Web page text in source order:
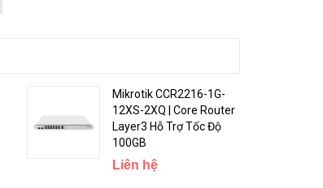
Mikrotik CCR2216-1G-
12XS-2XQ | Core Router
Layer3 Hỗ Trợ Tốc Độ
100GB
Liên hệ